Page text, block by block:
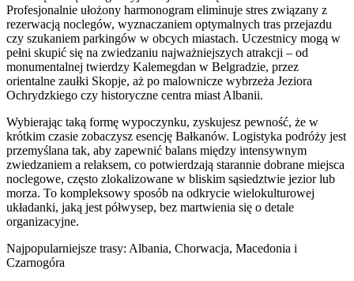
Profesjonalnie ułożony harmonogram eliminuje stres związany z
rezerwacją noclegów, wyznaczaniem optymalnych tras przejazdu
czy szukaniem parkingów w obcych miastach. Uczestnicy mogą w
pełni skupić się na zwiedzaniu najważniejszych atrakcji – od
monumentalnej twierdzy Kalemegdan w Belgradzie, przez
orientalne zaułki Skopje, aż po malownicze wybrzeża Jeziora
Ochrydzkiego czy historyczne centra miast Albanii.
Wybierając taką formę wypoczynku, zyskujesz pewność, że w
krótkim czasie zobaczysz esencję Bałkanów. Logistyka podróży jest
przemyślana tak, aby zapewnić balans między intensywnym
zwiedzaniem a relaksem, co potwierdzają starannie dobrane miejsca
noclegowe, często zlokalizowane w bliskim sąsiedztwie jezior lub
morza. To kompleksowy sposób na odkrycie wielokulturowej
układanki, jaką jest półwysep, bez martwienia się o detale
organizacyjne.
Najpopularniejsze trasy: Albania, Chorwacja, Macedonia i
Czarnogóra